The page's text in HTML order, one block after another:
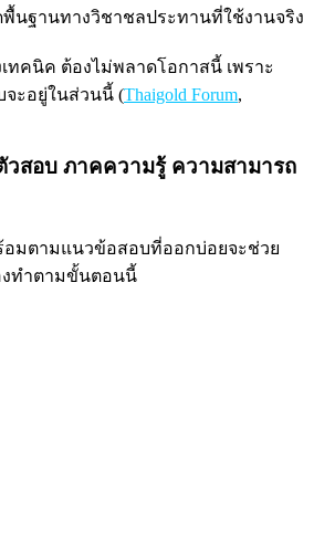
นฐานทางวิชาชลประทานที่ใช้งานจริง
ทคนิค ต้องไม่พลาดโอกาสนี้ เพราะ
จะอยู่ในส่วนนี้ (Thaigold Forum,
วสอบ ภาคความรู้ ความสามารถ
อมตามแนวข้อสอบที่ออกบ่อยจะช่วย
งทำตามขั้นตอนนี้